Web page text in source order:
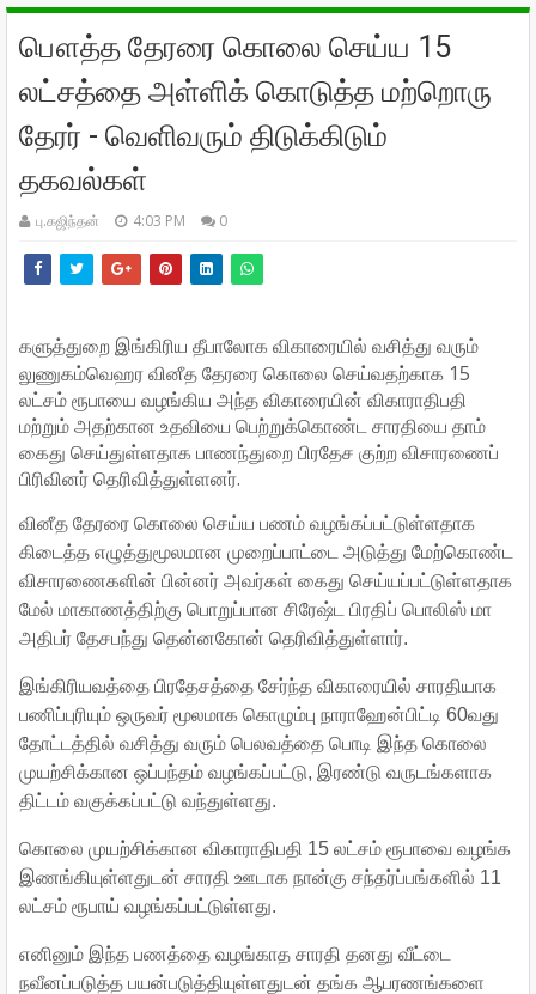
பௌத்த தேரரை கொலை செய்ய 15
லட்சத்தை அள்ளிக் கொடுத்த மற்றொரு
தேரர் - வெளிவரும் திடுக்கிடும்
தகவல்கள்
பு.கஜிந்தன் 4:03 PM 0
களுத்துறை இங்கிரிய தீபாலோக விகாரையில் வசித்து வரும்
லுணுகம்வெஹர வினீத தேரரை கொலை செய்வதற்காக 15
லட்சம் ரூபாயை வழங்கிய அந்த விகாரையின் விகாராதிபதி
மற்றும் அதற்கான உதவியை பெற்றுக்கொண்ட சாரதியை தாம்
கைது செய்துள்ளதாக பாணந்துறை பிரதேச குற்ற விசாரணைப்
பிரிவினர் தெரிவித்துள்ளனர்.
வினீத தேரரை கொலை செய்ய பணம் வழங்கப்பட்டுள்ளதாக
கிடைத்த எழுத்துமூலமான முறைப்பாட்டை அடுத்து மேற்கொண்ட
விசாரணைகளின் பின்னர் அவர்கள் கைது செய்யப்பட்டுள்ளதாக
மேல் மாகாணத்திற்கு பொறுப்பான சிரேஷ்ட பிரதிப் பொலிஸ் மா
அதிபர் தேசபந்து தென்னகோன் தெரிவித்துள்ளார்.
இங்கிரியவத்தை பிரதேசத்தை சேர்ந்த விகாரையில் சாரதியாக
பணிப்புரியும் ஒருவர் மூலமாக கொழும்பு நாராஹேன்பிட்டி 60வது
தோட்டத்தில் வசித்து வரும் பெலவத்தை பொடி இந்த கொலை
முயற்சிக்கான ஒப்பந்தம் வழங்கப்பட்டு, இரண்டு வருடங்களாக
திட்டம் வகுக்கப்பட்டு வந்துள்ளது.
கொலை முயற்சிக்கான விகாராதிபதி 15 லட்சம் ரூபாவை வழங்க
இணங்கியுள்ளதுடன் சாரதி ஊடாக நான்கு சந்தர்ப்பங்களில் 11
லட்சம் ரூபாய் வழங்கப்பட்டுள்ளது.
எனினும் இந்த பணத்தை வழங்காத சாரதி தனது வீட்டை
நவீனப்படுத்த பயன்படுத்தியுள்ளதுடன் தங்க ஆபரணங்களை